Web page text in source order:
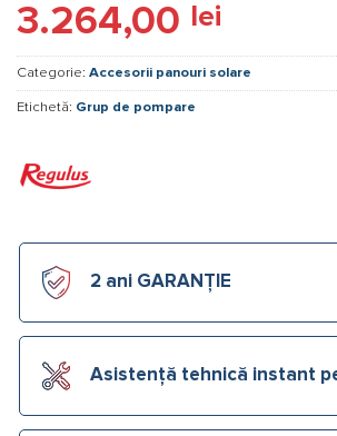
3.264,00 lei
Categorie: Accesorii panouri solare
Etichetă: Grup de pompare
2 ani GARANȚIE
Asistență tehnică instant